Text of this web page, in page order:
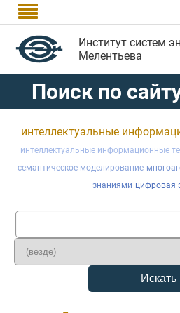

Институт систем
Мелентьева
Поиск по
интеллектуальные
интеллектуальные информационные
семантическое моделирование
знаниями цифровая